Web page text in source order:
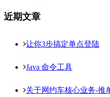
近期文章
让你3步搞定单点登陆
Java 命令工具
关于网约车核心业务-推